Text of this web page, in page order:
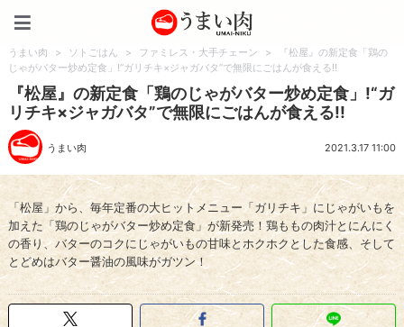
うまい肉 > ソトごはん > ファミレス・大手チェーン >
『松屋』の新定食「鶏の
じゃがバター炒め定食」!“ガリチキ×ジャガバタ”で無限にごはんが食える!!
『松屋』の新定食「鶏のじゃがバター炒め定食」!“ガ
リチキ×ジャガバタ”で無限にごはんが食える!!
うまい肉 2021.3.17 11:00
「松屋」から、毎年定番の大ヒットメニュー「ガリチキ」にじゃがいもを
加えた「鶏のじゃがバター炒め定食」が新発売！鶏ももの肉汁とにんにく
の香り、バターのコクにじゃがいもの甘味とホクホクとした食感、そして
とどめはバター醤油の風味がガツン！